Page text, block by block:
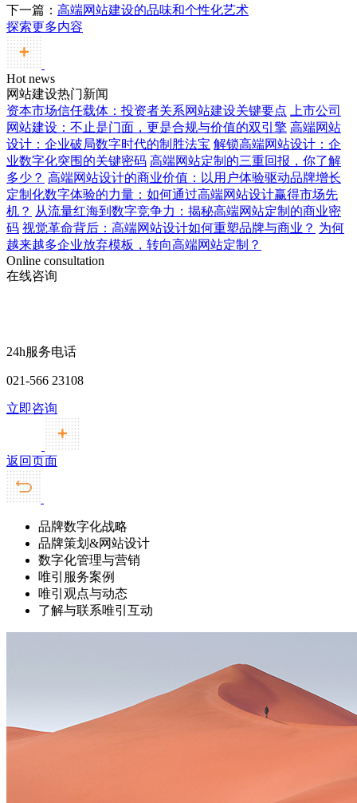
下一篇： 高端网站建设的品味和个性化艺术
探索更多内容
Hot news
网站建设热门新闻
资本市场信任载体：投资者关系网站建设关键要点
上市公司
网站建设：不止是门面，更是合规与价值的双引擎 高端网站
设计：企业破局数字时代的制胜法宝 解锁高端网站设计：企
业数字化突围的关键密码 高端网站定制的三重回报，你了解
多少？ 高端网站设计的商业价值：以用户体验驱动品牌增长
定制化数字体验的力量：如何通过高端网站设计赢得市场先
机？ 从流量红海到数字竞争力：揭秘高端网站定制的商业密
码 视觉革命背后：高端网站设计如何重塑品牌与商业？ 为何
越来越多企业放弃模板，转向高端网站定制？
Online consultation
在线咨询
24h服务电话
021-566 23108
立即咨询
返回页面
品牌数字化战略
品牌策划&网站设计
数字化管理与营销
唯引服务案例
唯引观点与动态
了解与联系唯引互动